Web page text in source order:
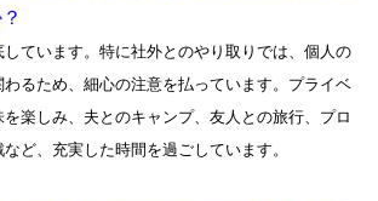
ています。特に社外とのやり取りでは、個人の
わるため、細心の注意を払っています。プライベ
楽しみ、夫とのキャンプ、友人との旅行、プロ
ど、充実した時間を過ごしています。